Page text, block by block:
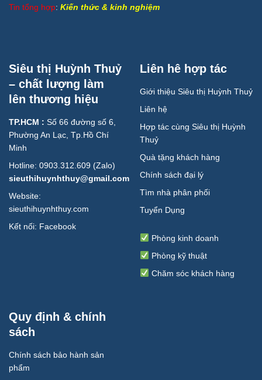
Tin tổng hợp: Kiến thức & kinh nghiệm
Siêu thị Huỳnh Thuỷ
– chất lượng làm
lên thương hiệu
TP.HCM : Số 66 đường số 6,
Phường An Lạc, Tp.Hồ Chí
Minh
Hotline: 0903.312.609 (Zalo)
sieuthihuynhthuy@gmail.com
Website:
sieuthihuynhthuy.com
Kết nối: Facebook
Liên hê hợp tác
Giới thiệu Siêu thị Huỳnh Thuỷ
Liên hệ
Hợp tác cùng Siêu thị Huỳnh
Thuỷ
Quà tặng khách hàng
Chính sách đại lý
Tìm nhà phân phối
Tuyển Dụng
Phòng kinh doanh
Phòng kỹ thuật
Chăm sóc khách hàng
Quy định & chính
sách
Chính sách bảo hành sản
phẩm